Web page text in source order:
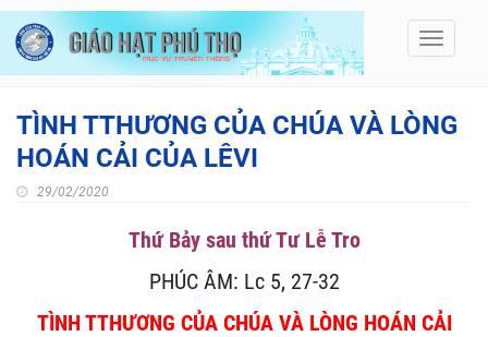
Toggle
TÌNH TTHƯƠNG CỦA CHÚA VÀ LÒNG
HOÁN CẢI CỦA LÊVI
29/02/2020
Thứ Bảy sau thứ Tư Lễ Tro
PHÚC ÂM: Lc 5, 27-32
TÌNH TTHƯƠNG CỦA CHÚA VÀ LÒNG HOÁN CẢI